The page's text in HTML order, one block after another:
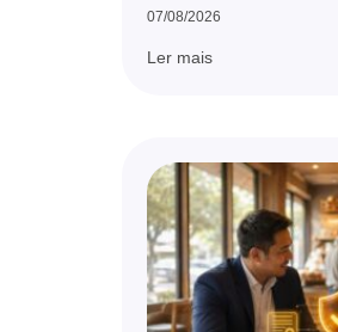
07/08/2026
Ler mais